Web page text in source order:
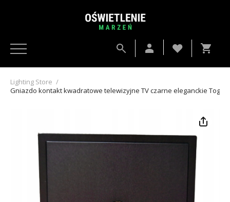
Lighting Store /
Gniazdo kontakt kwadratowe telewizyjne TV czarne eleganckie